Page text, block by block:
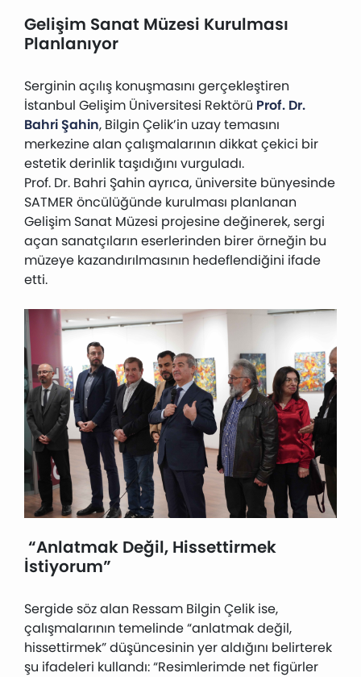
Gelişim Sanat Müzesi Kurulması
Planlanıyor
Serginin açılış konuşmasını gerçekleştiren
İstanbul Gelişim Üniversitesi Rektörü Prof. Dr.
Bahri Şahin, Bilgin Çelik’in uzay temasını
merkezine alan çalışmalarının dikkat çekici bir
estetik derinlik taşıdığını vurguladı.
Prof. Dr. Bahri Şahin ayrıca, üniversite bünyesinde
SATMER öncülüğünde kurulması planlanan
Gelişim Sanat Müzesi projesine değinerek, sergi
açan sanatçıların eserlerinden birer örneğin bu
müzeye kazandırılmasının hedeflendiğini ifade
etti.
“Anlatmak Değil, Hissettirmek
İstiyorum”
Sergide söz alan Ressam Bilgin Çelik ise,
çalışmalarının temelinde “anlatmak değil,
hissettirmek” düşüncesinin yer aldığını belirterek
şu ifadeleri kullandı: “Resimlerimde net figürler